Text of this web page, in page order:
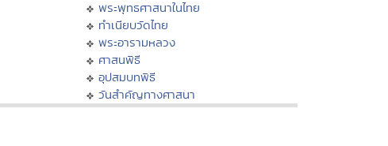
พระพุทธศาสนาในไทย
ทำเนียบวัดไทย
พระอารามหลวง
ศาสนพิธี
อุปสมบทพิธี
วันสำคัญทางศาสนา